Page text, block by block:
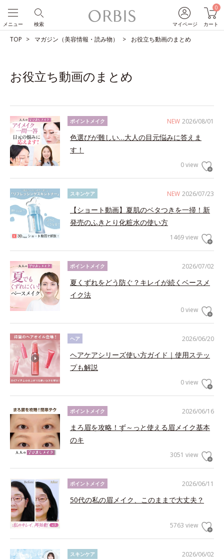
マイページ
0
カート
検索
メニュー
TOP マガジン（美容情報・読み物） お役立ち動画のまとめ
お役立ち動画のまとめ
NEW 2026/08/01
ポイントメイク
色選びが難しい…大人の目元悩みに答えま
す！
0 view
NEW 2026/07/23
スキンケア
【ショート動画】夏肌のベタつきを一掃！新
発売のふきとり化粧水の使い方
1469 view
2026/07/02
ポイントメイク
夏くずれをどう防ぐ？キレイが続くベースメ
イク法
0 view
2026/06/20
ヘア
ヘアケアシリーズ使い方ガイド｜使用ステッ
プも解説
0 view
2026/06/16
ポイントメイク
まろ眉を攻略！ず～っと使える眉メイク基本
のキ
3051 view
2026/06/11
ポイントメイク
50代の私の眉メイク、このままで大丈夫？
5763 view
2026/06/02
スキンケア